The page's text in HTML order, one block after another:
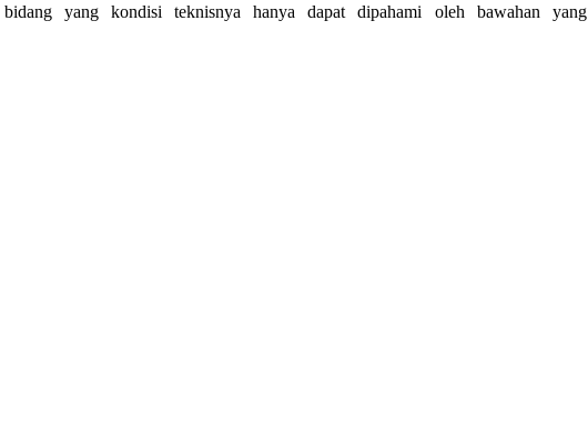
yang kondisi teknisnya hanya dapat dipahami oleh bawahan yang